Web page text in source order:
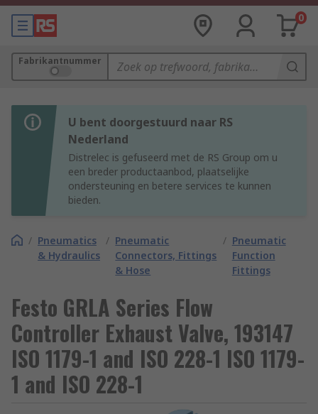
0
Fabrikantnummer
U bent doorgestuurd naar RS
Nederland
Distrelec is gefuseerd met de RS Group om u
een breder productaanbod, plaatselijke
ondersteuning en betere services te kunnen
bieden.
/ Pneumatics
& Hydraulics
/ Pneumatic
Connectors, Fittings
& Hose
/ Pneumatic
Function
Fittings
Festo GRLA Series Flow
Controller Exhaust Valve, 193147
ISO 1179-1 and ISO 228-1 ISO 1179-
1 and ISO 228-1